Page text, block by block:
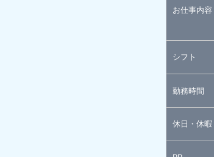
お仕事内容
シフト
勤務時間
休日・休暇